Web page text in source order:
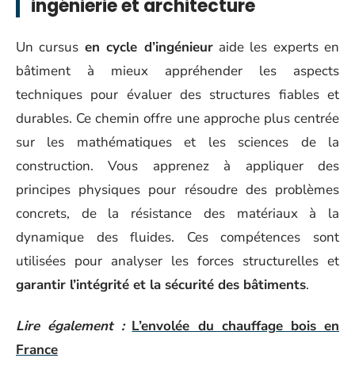
ingénierie et architecture
Un cursus en cycle d’ingénieuraide les experts en
bâtiment à mieux appréhender les aspects
techniques pour évaluer des structures fiables et
durables. Ce chemin offre une approche plus centrée
sur les mathématiques et les sciences de la
construction. Vous apprenez à appliquer des
principes physiques pour résoudre des problèmes
concrets, de la résistance des matériaux à la
dynamique des fluides. Ces compétences sont
utilisées pour analyser les forces structurelles et
garantir l’intégrité et la sécurité des bâtiments.
Lire également : L’envolée du chauffage bois en
France